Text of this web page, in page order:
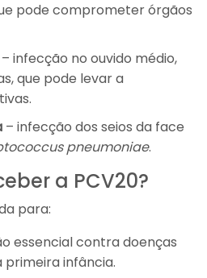
pode comprometer órgãos
– infecção no ouvido médio,
que pode levar a
– infecção dos seios da face
pneumoniae.
a PCV20?
para:
essencial contra doenças
infância.